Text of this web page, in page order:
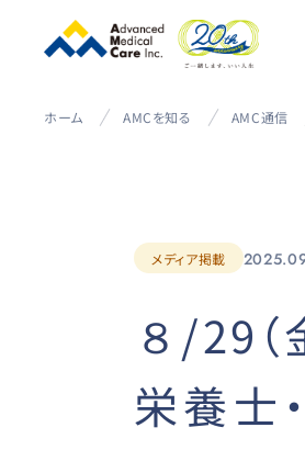
ホーム AMCを知る AMC通信
メディア掲載
８/29（
栄養士